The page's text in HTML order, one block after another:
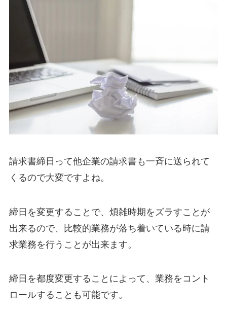
請求書締日って他企業の請求書も一斉に送られて
くるので大変ですよね。
締日を変更することで、煩雑時期をズラすことが
出来るので、比較的業務が落ち着いている時に請
求業務を行うことが出来ます。
締日を都度変更することによって、業務をコント
ロールすることも可能です。